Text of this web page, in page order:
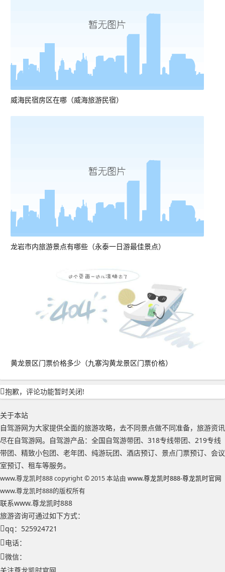
威海民宿房区在哪（威海旅游民宿）
龙岩市内旅游景点有哪些（永泰一日游最佳景点）
黄龙景区门票价格多少（九寨沟黄龙景区门票价格）
抱歉，评论功能暂时关闭!
关于本站
自驾游网为大家提供全面的旅游攻略，去不同景点做不同准备，旅游资讯
尽在自驾游网。自驾游产品：全国自驾游带团、318专线带团、219专线
带团、精致小包团、老年团、纯游玩团、酒店预订、景点门票预订、会议
室预订、租车等服务。
www.尊龙凯时888 copyright © 2015 本站由 www.尊龙凯时888-尊龙凯时官网
www.尊龙凯时888的版权所有
联系www.尊龙凯时888
旅游咨询可通过如下方式：
qq：525924721
电话：
微信：